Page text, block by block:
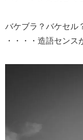
バケブラ？バケセル
・・・・造語センス